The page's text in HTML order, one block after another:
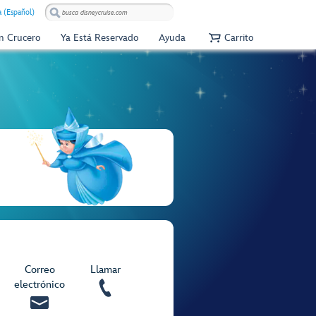
(Español)
Crucero Ya Está Reservado Ayuda Carrito
Correo
electrónico
Llamar